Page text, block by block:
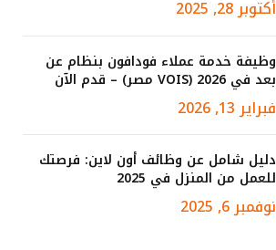
أكتوبر 28, 2025
وظيفة خدمة عملاء فودافون بنظام عن
بعد في 2026 (VOIS مصر) – قدم الآن
فبراير 13, 2026
دليل شامل عن وظائف أون لاين: فرصتك
للعمل من المنزل في 2025
نوفمبر 6, 2025